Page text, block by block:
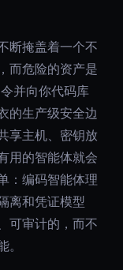
断掩盖着一个不
而危险的资产是
并向你代码库
的生产级安全边
享主机、密钥放
用的智能体就会
：编码智能体理
离和凭证模型
可审计的，而不
。